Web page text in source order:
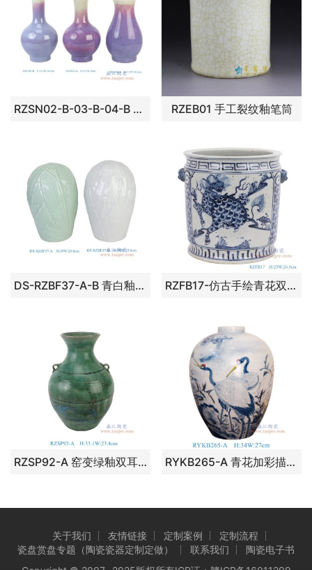
RZSN02-B-03-B-04-B 郎红窑变拉丝纹花瓶组合 RZEB01 手工裂纹釉笔筒
DS-RZBF37-A-B 青白釉芭蕉叶花瓶灯具组合图 RZFB17-仿古手绘青花双耳狮头麒麟纹直筒小缸
RZSP92-A 窑变绿釉双耳罐 RYKB265-A 青花加彩描金松鹤纹冬瓜瓶
关于我们 友情链接 定制案例
定制流程
瓷盘赏盘专题（陶瓷瓷器定制定做）
联系我们
陶瓷电子书